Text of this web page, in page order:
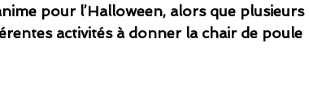
pour l’Halloween, alors que
activités à donner la chair de poule